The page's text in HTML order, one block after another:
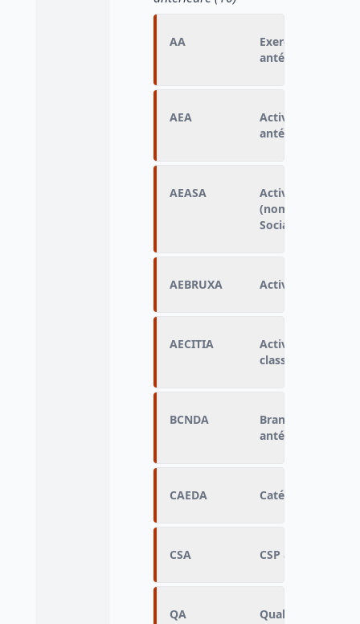
AA
Exercice d'une
antérieure
AEA
Activité
antérieur
AEASA
Activité
(nomenclature
Sociales)
AEBRUXA Activité
AECITIA
Activité
classification
BCNDA
Branche de
antérieure
CAEDA Catégorie
CSA CSP antérieure
QA Qualification